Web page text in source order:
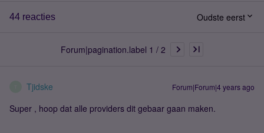
44 reacties Oudste eerst
Forum|pagination.label 1 / 2
Tjidske Forum|Forum|4 years ago
Super , hoop dat alle providers dit gebaar gaan maken.